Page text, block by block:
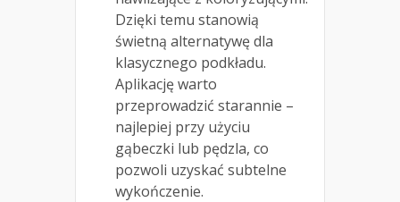
Dzięki temu stanowią
świetną alternatywę dla
klasycznego podkładu.
Aplikację warto
przeprowadzić starannie –
najlepiej przy użyciu
gąbeczki lub pędzla, co
pozwoli uzyskać subtelne
wykończenie.